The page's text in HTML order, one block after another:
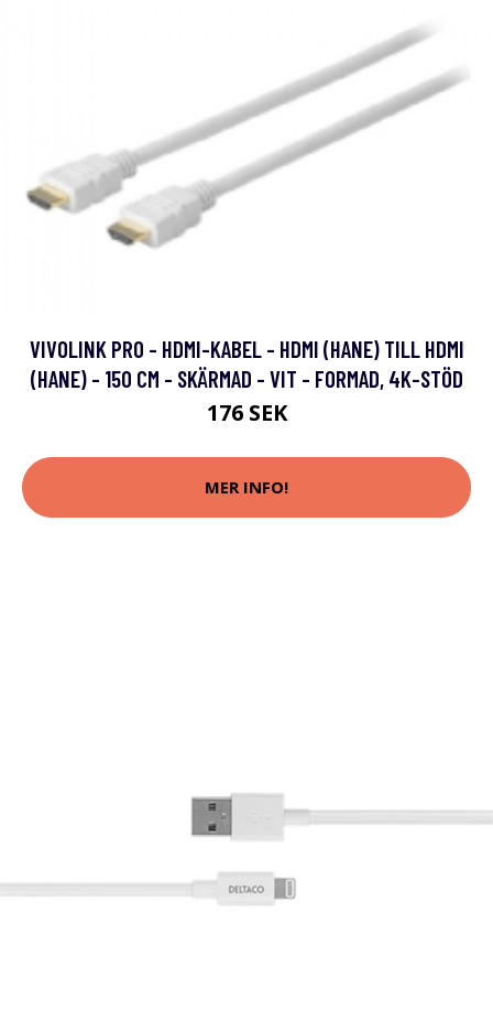
VIVOLINK PRO - HDMI-KABEL - HDMI (HANE) TILL HDMI
(HANE) - 150 CM - SKÄRMAD - VIT - FORMAD, 4K-STÖD
176 SEK
MER INFO!